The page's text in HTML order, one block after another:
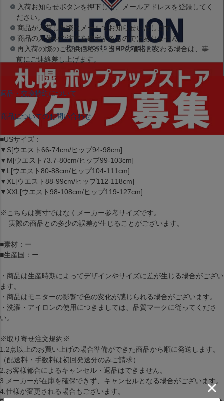
入荷お知らせボタンを押下して、メールアドレスを登録してく
ださい。
商品が入荷した際にメールでお知らせいたします。
商品の入荷やご注文を確定するものではありません。
再入荷の際のご提供価格が、当HPの価格と変わる場合は、事
前にご連絡差し上げます。
返品・交換特約について
商品についてのお問い合わせ
■USサイズ：
▼S[ウエスト66-74cm/ヒップ94-98cm]
▼M[ウエスト73.7-80cm/ヒップ99-103cm]
▼L[ウエスト80-88cm/ヒップ104-111cm]
▼XL[ウエスト88-99cm/ヒップ112-118cm]
▼XXL[ウエスト98-108cm/ヒップ119-127cm]
※こちらは実寸ではなくメーカー参考サイズです。
実際の商品との多少の誤差が生じることがございます。
■素材：ー
■生産国：ー
・商品は生産時期によってデザインやサイズに差が生じる場合がござい
ます。
・商品はモニターの影響で色の変化が感じられる場合がございます。
・洗濯・アイロンの使用につきましては、品質マークに従ってくださ
い。
※取り寄せ注文規約※
1.2点以上のお買い上げの場合準備ができた商品から順に発送します。
（配送料・手数料は初回発送分のみご請求）
2.お客様都合によるキャンセル・返品はできません。
3.メーカーが在庫を確保できず、キャンセルとなる場合がございます。
4.仕様が変更される場合もございます。